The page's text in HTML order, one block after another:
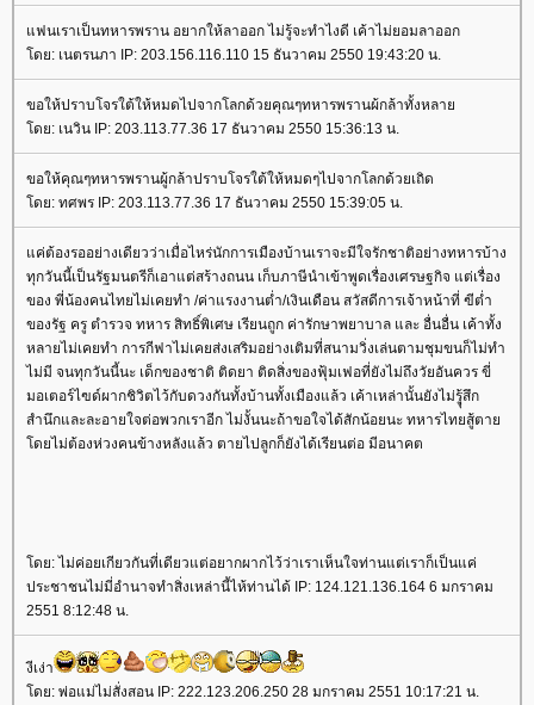
ฟนเราเป็นทหารพราน อยากให้ลาออก ไม่รู้จะทำไงดี เค้าไม่ยอมลาออก
ดย: เนตรนภา IP: 203.156.116.110 15 ธันวาคม 2550 19:43:20 น.
ขอให้ปราบโจรใต้ให้หมดไปจากโลกด้วยคุณๆทหารพรานผ้กล้าทั้งหลา
ดย: เนวิน IP: 203.113.77.36 17 ธันวาคม 2550 15:36:13 น.
ขอให้คุณๆทหารพรานผู้กล้าปราบโจรใต้ให้หมดๆไปจากโลกด้วยเถิด
ดย: ทศพร IP: 203.113.77.36 17 ธันวาคม 2550 15:39:05 น.
ค่ต้องรออย่างเดียวว่าเมื่อไหร่นักการเมืองบ้านเราจะมีใจรักชาติอย่างทหารบ้าง
ทุกวันนี้เป็นรัฐมนตรีก็เอาแต่สร้างถนน เก็บภาษีนำเข้าพูดเรื่องเศรษฐกิจ แต่เรื่อง
ของ พี่น้องคนไทยไม่เคยทำ /ค่าแรงงานต่ำ/เงินเดือน สวัสดีการเจ้าหน้าที่ ฃีต่ำ
ของรัฐ ครู ตำรวจ ทหาร สิทธิ์พิเศษ เรียนถูก ค่ารักษาพยาบาล และ อื่นอื่น เค้าทั้ง
หลายไม่เคยทำ การกีฟาไม่เคยส่งเสริมอย่างเติมที่สนามวิ่งเล่นตามชุมขนก็ไม่ทำ
ไม่มี จนทุกวันนี้นะ เด็กของชาติ ติดยา ติดสิ่งของฟุ้มเฟอที่ยังไม่ถึงวัยอันควร ขี่
มอเตอร์ไฃด์ผากชิวิตไว้กับดวงกันทั้งบ้านทั้งเมืองแล้ว เค้าเหล่านั้นยังไม่รูุุ้สึก
สำนึกและละอายใจต่อพวกเราอีก ไม่งั้นนะถ้าขอใจได้สักน้อยนะ ทหารไทยสู้ตา
ดยไม่ต้องห่วงคนข้างหลังแล้ว ตายไปลูกก็ยังได้เรียนต่อ มีอนาคต
ดย: ไม่ค่อยเกียวกันที่เดียวแต่อยากผากไว้ว่าเราเห็นใจท่านแต่เราก็เป็นแค่
ประชาชนไม่มี่อำนาจทำสิ่งเหล่านี้ไห้ท่านได้ IP: 124.121.136.164 6 มกราคม
2551 8:12:48 น.
งีเง่า
ดย: พ่อแม่ไม่สั่งสอน IP: 222.123.206.250 28 มกราคม 2551 10:17:21 น.